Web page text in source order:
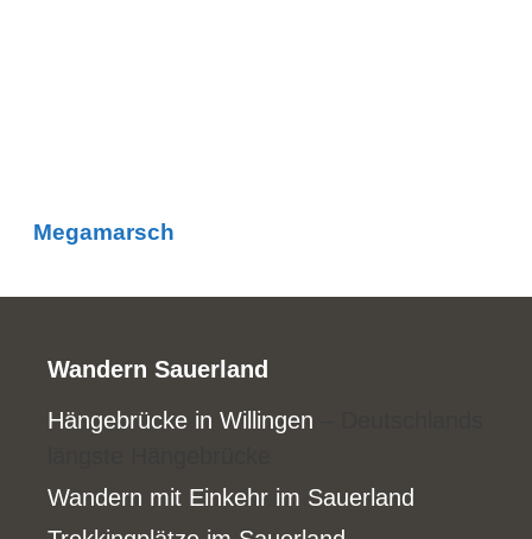
Megamarsch
Wandern Sauerland
Hängebrücke in Willingen
Wandern mit Einkehr im Sauerland